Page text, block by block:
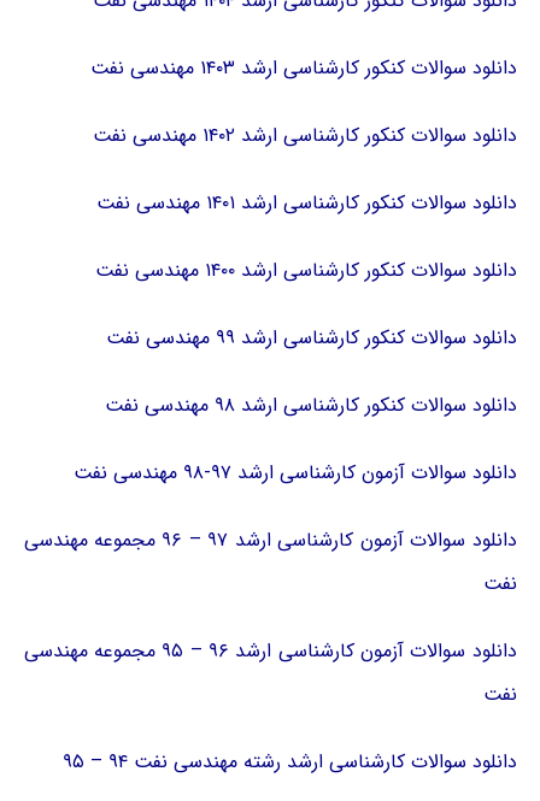
دانلود سوالات کنکور کارشناسی ارشد ۱۴۰۳ مهندسی نفت
دانلود سوالات کنکور کارشناسی ارشد ۱۴۰۲ مهندسی نفت
دانلود سوالات کنکور کارشناسی ارشد ۱۴۰۱ مهندسی نفت
دانلود سوالات کنکور کارشناسی ارشد ۱۴۰۰ مهندسی نفت
دانلود سوالات کنکور کارشناسی ارشد ۹۹ مهندسی نفت
دانلود سوالات کنکور کارشناسی ارشد ۹۸ مهندسی نفت
دانلود سوالات آزمون کارشناسی ارشد ۹۷-۹۸ مهندسی نفت
دانلود سوالات آزمون کارشناسی ارشد ۹۷ – ۹۶ مجموعه مهندسی
نفت
دانلود سوالات آزمون کارشناسی ارشد ۹۶ – ۹۵ مجموعه مهندسی
نفت
دانلود سوالات کارشناسی ارشد رشته مهندسی نفت ۹۴ – ۹۵